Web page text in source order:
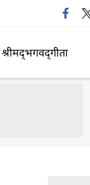
श्रीमद्‍भगवद्‍गीता